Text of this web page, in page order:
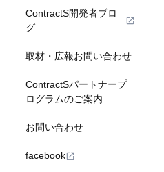
ContractS開発者ブロ
グ
取材・広報お問い合わせ
ContractSパートナープ
ログラムのご案内
お問い合わせ
facebook